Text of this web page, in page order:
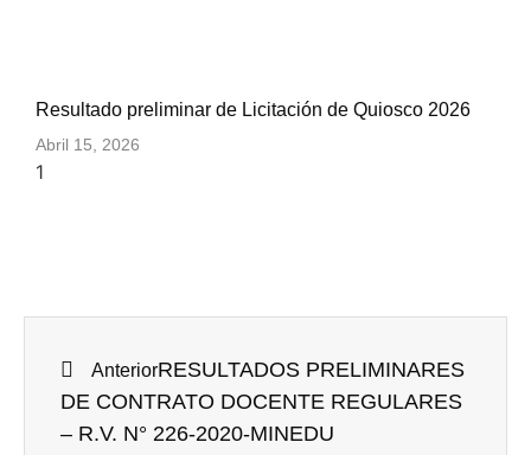
Resultado preliminar de Licitación de Quiosco 2026
Abril 15, 2026
AnteriorRESULTADOS PRELIMINARES
DE CONTRATO DOCENTE REGULARES
– R.V. N° 226-2020-MINEDU